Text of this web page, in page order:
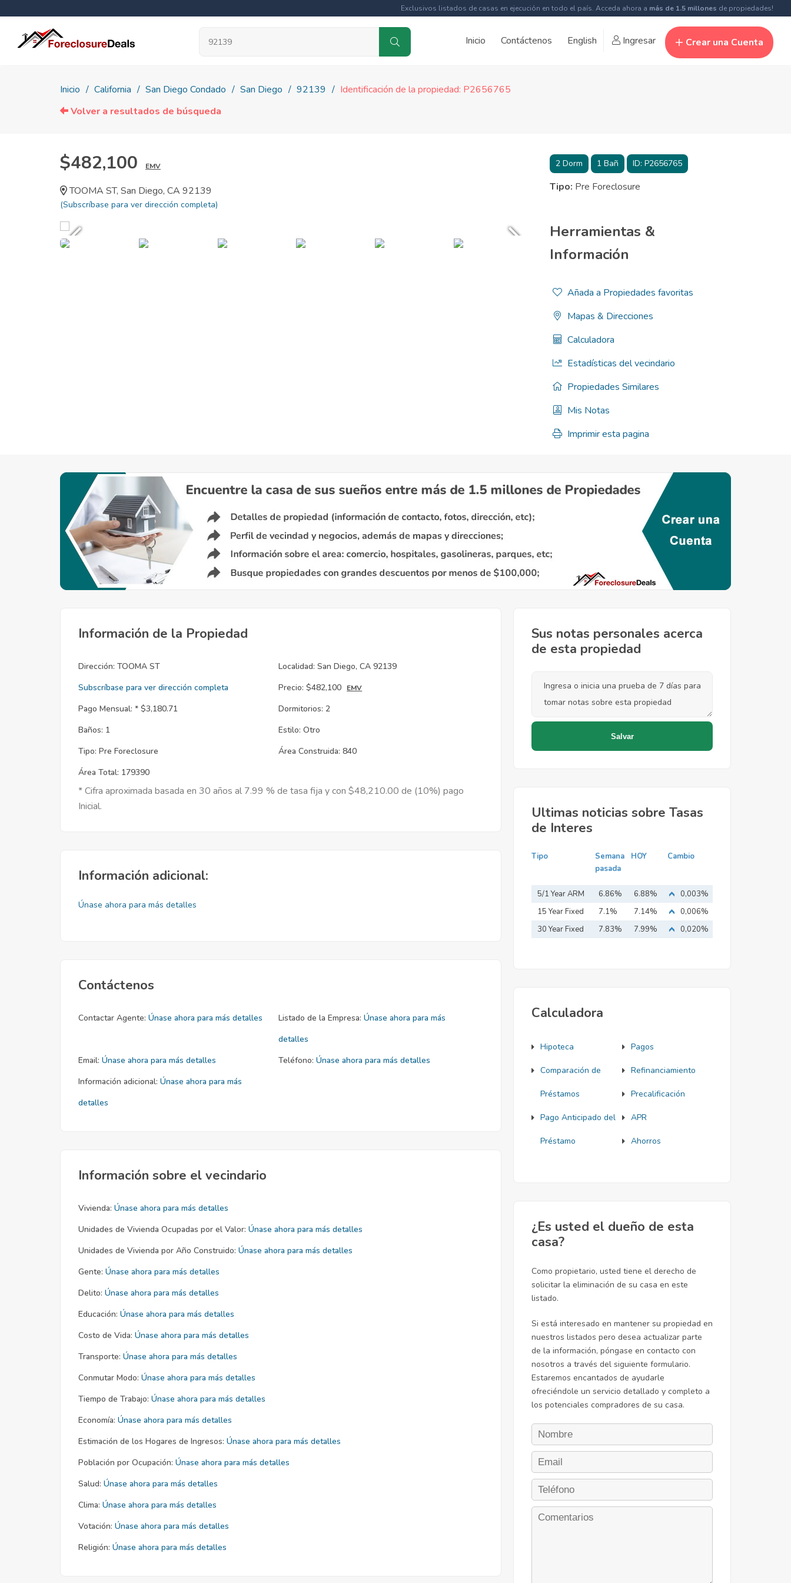
Exclusivos listados de casas en ejecución en todo el país. Acceda ahora a más de 1.5 millones de propiedades!
Inicio Contáctenos English Ingresar Crear una Cuenta
Inicio California San Diego Condado San Diego 92139
Identificación de la propiedad: P2656765
Volver a resultados de búsqueda
$482,100 EMV
TOOMA ST, San Diego, CA 92139
(Subscríbase para ver dirección completa)
2Dorm 1Bañ ID: P2656765
Tipo: Pre Foreclosure
Herramientas &
Información
Añada a Propiedades favoritas
Mapas & Direcciones
Calculadora
Estadísticas del vecindario
Propiedades Similares
Mis Notas
Imprimir esta pagina
Información de la Propiedad
Dirección: TOOMA ST
Subscríbase para ver dirección completa
Localidad: San Diego, CA 92139
Precio: $482,100 EMV
Pago Mensual: * $3,180.71 Dormitorios: 2
Baños: 1 Estilo: Otro
Tipo: Pre Foreclosure Área Construida: 840
Área Total: 179390
* Cifra aproximada basada en 30 años al 7.99 % de tasa fija y con $48,210.00 de (10%) pago
Inicial.
Información adicional:
Únase ahora para más detalles
Contáctenos
Contactar Agente: Únase ahora para más detalles Listado de la Empresa: Únase ahora para más
detalles
Email: Únase ahora para más detalles Teléfono: Únase ahora para más detalles
Información adicional: Únase ahora para más
detalles
Información sobre el vecindario
Vivienda: Únase ahora para más detalles
Unidades de Vivienda Ocupadas por el Valor: Únase ahora para más detalles
Unidades de Vivienda por Año Construido: Únase ahora para más detalles
Gente: Únase ahora para más detalles
Delito: Únase ahora para más detalles
Educación: Únase ahora para más detalles
Costo de Vida: Únase ahora para más detalles
Transporte: Únase ahora para más detalles
Conmutar Modo: Únase ahora para más detalles
Tiempo de Trabajo: Únase ahora para más detalles
Economía: Únase ahora para más detalles
Estimación de los Hogares de Ingresos: Únase ahora para más detalles
Población por Ocupación: Únase ahora para más detalles
Salud: Únase ahora para más detalles
Clima: Únase ahora para más detalles
Votación: Únase ahora para más detalles
Religión: Únase ahora para más detalles
Sus notas personales acerca
de esta propiedad
Ultimas noticias sobre Tasas
de Interes
Tipo
Semana
pasada
HOY Cambio
5/1 Year ARM 6.86% 6.88%
0,003%
15 Year Fixed
Mortgage
7.1% 7.14%
0,006%
30 Year Fixed
7.83% 7.99% 0,020%
Calculadora
Hipoteca Pagos
Comparación de
Préstamos
Refinanciamiento
Precalificación
Pago Anticipado del
Préstamo
APR
Ahorros
¿Es usted el dueño de esta
casa?
Como propietario, usted tiene el derecho de
solicitar la eliminación de su casa en este
listado.
Si está interesado en mantener su propiedad en
nuestros listados pero desea actualizar parte
de la información, póngase en contacto con
nosotros a través del siguiente formulario.
Estaremos encantados de ayudarle
ofreciéndole un servicio detallado y completo a
los potenciales compradores de su casa.